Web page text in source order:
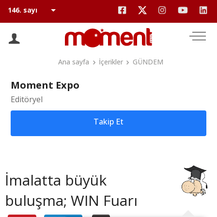
Ana sayfa İçerikler GÜNDEM
Moment Expo
Editöryel
Takip Et
İmalatta büyük
buluşma; WIN Fuarı